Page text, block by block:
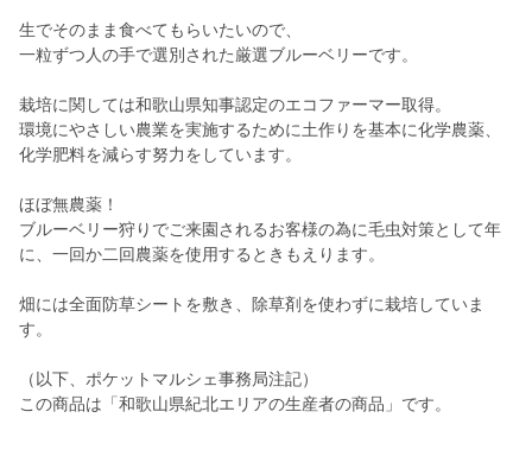
生でそのまま食べてもらいたいので、
一粒ずつ人の手で選別された厳選ブルーベリーです。
栽培に関しては和歌山県知事認定のエコファーマー取得。
環境にやさしい農業を実施するために土作りを基本に化学農薬、
化学肥料を減らす努力をしています。
ほぼ無農薬！
ブルーベリー狩りでご来園されるお客様の為に毛虫対策として年
に、一回か二回農薬を使用するときもえります。
畑には全面防草シートを敷き、除草剤を使わずに栽培していま
す。
（以下、ポケットマルシェ事務局注記）
この商品は「和歌山県紀北エリアの生産者の商品」です。